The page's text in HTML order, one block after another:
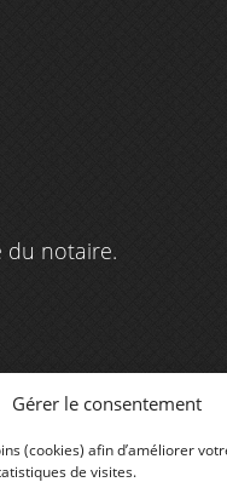
Gérer le consentement
(cookies) afin d’améliorer
de visites.
du notaire.